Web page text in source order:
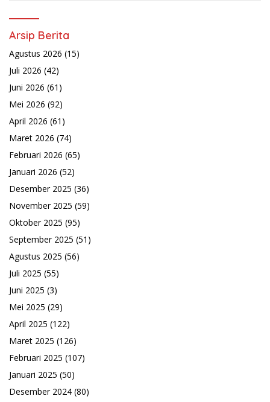
Arsip Berita
Agustus 2026 (15)
Juli 2026 (42)
Juni 2026 (61)
Mei 2026 (92)
April 2026 (61)
Maret 2026 (74)
Februari 2026 (65)
Januari 2026 (52)
Desember 2025 (36)
November 2025 (59)
Oktober 2025 (95)
September 2025 (51)
Agustus 2025 (56)
Juli 2025 (55)
Juni 2025 (3)
Mei 2025 (29)
April 2025 (122)
Maret 2025 (126)
Februari 2025 (107)
Januari 2025 (50)
Desember 2024 (80)